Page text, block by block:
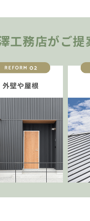
工務店がご提